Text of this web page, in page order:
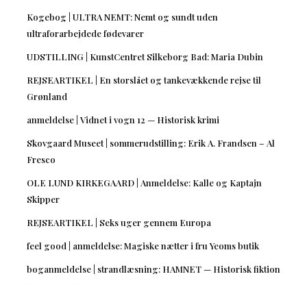
Kogebog | ULTRA NEMT: Nemt og sundt uden
ultraforarbejdede fødevarer
UDSTILLING | KunstCentret Silkeborg Bad: Maria Dubin
REJSEARTIKEL | En storslået og tankevækkende rejse til
Grønland
anmeldelse | Vidnet i vogn 12 — Historisk krimi
Skovgaard Museet | sommerudstilling: Erik A. Frandsen – Al
Fresco
OLE LUND KIRKEGAARD | Anmeldelse: Kalle og Kaptajn
Skipper
REJSEARTIKEL | Seks uger gennem Europa
feel good | anmeldelse: Magiske nætter i fru Yeoms butik
boganmeldelse | strandlæsning: HAMNET — Historisk fiktion